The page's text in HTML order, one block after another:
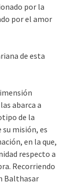
por la
por el amor
de esta
abarca a
de la
misión, es
en la que,
respecto a
Recorriendo
Balthasar